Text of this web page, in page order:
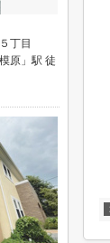
丁目
原」駅 徒